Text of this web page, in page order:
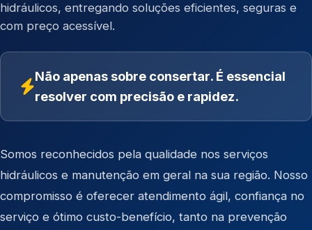
hidráulicos, entregando soluções eficientes, seguras e
com preço acessível.
Não apenas sobre consertar. É essencial
resolver com precisão e rapidez.
Somos reconhecidos pela qualidade nos serviços
hidráulicos e manutenção em geral na sua região. Nosso
compromisso é oferecer atendimento ágil, confiança no
serviço e ótimo custo-benefício, tanto na prevenção